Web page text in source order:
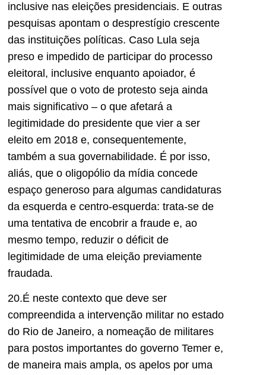
inclusive nas eleições presidenciais. E outras
pesquisas apontam o desprestígio crescente
das instituições políticas. Caso Lula seja
preso e impedido de participar do processo
eleitoral, inclusive enquanto apoiador, é
possível que o voto de protesto seja ainda
mais significativo – o que afetará a
legitimidade do presidente que vier a ser
eleito em 2018 e, consequentemente,
também a sua governabilidade. É por isso,
aliás, que o oligopólio da mídia concede
espaço generoso para algumas candidaturas
da esquerda e centro-esquerda: trata-se de
uma tentativa de encobrir a fraude e, ao
mesmo tempo, reduzir o déficit de
legitimidade de uma eleição previamente
fraudada.
20.É neste contexto que deve ser
compreendida a intervenção militar no estado
do Rio de Janeiro, a nomeação de militares
para postos importantes do governo Temer e,
de maneira mais ampla, os apelos por uma